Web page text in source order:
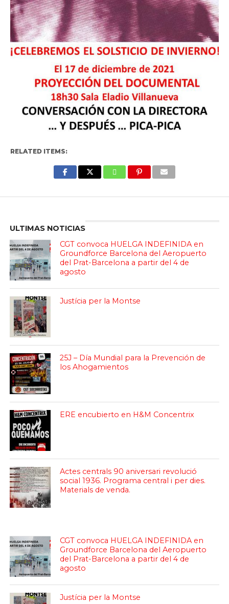
RELATED ITEMS:
ULTIMAS NOTICIAS
CGT convoca HUELGA INDEFINIDA en
Groundforce Barcelona del Aeropuerto
del Prat-Barcelona a partir del 4 de
agosto
Justícia per la Montse
25J – Día Mundial para la Prevención de
los Ahogamientos
ERE encubierto en H&M Concentrix
Actes centrals 90 aniversari revolució
social 1936. Programa central i per dies.
Materials de venda.
CGT convoca HUELGA INDEFINIDA en
Groundforce Barcelona del Aeropuerto
del Prat-Barcelona a partir del 4 de
agosto
Justícia per la Montse